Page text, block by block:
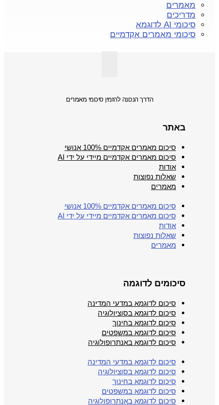
מאמרים
מדריכים
סיכומי AI לדוגמא
סיכומי מאמרים אקדמיים
הדרך הנכונה להזמין סיכומי מאמרים
באתר
סיכום מאמרים אקדמיים 100% אנושי
סיכום מאמרים אקדמיים מיידי על ידי AI
אודות
שאלות נפוצות
מאמרים
סיכום מאמרים אקדמיים 100% אנושי
סיכום מאמרים אקדמיים מיידי על ידי AI
אודות
שאלות נפוצות
מאמרים
סיכומים לדוגמה
סיכום לדוגמא במדעי המדינה
סיכום לדוגמא בסוציולוגיה
סיכום לדוגמא בחינוך
סיכום לדוגמא במשפטים
סיכום לדוגמא באנתרופולוגיה
סיכום לדוגמא במדעי המדינה
סיכום לדוגמא בסוציולוגיה
סיכום לדוגמא בחינוך
סיכום לדוגמא במשפטים
סיכום לדוגמא באנתרופולוגיה